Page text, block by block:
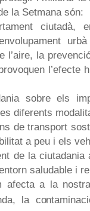
la Setmana són:
ciutadà,
l’aire, la
sobre els
diferents
de transport
a peu i els
de la
saludable i
afecta a la
la